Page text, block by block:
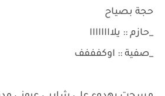
حجة بصياح
_حازم :: يلاااااااا
_صفية :: اوكفففف